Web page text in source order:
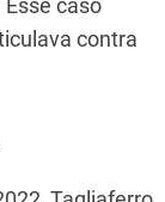
contra